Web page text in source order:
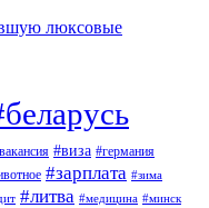
люксовые
#виза #германия
#зарплата #зима
#литва #медицина #минск